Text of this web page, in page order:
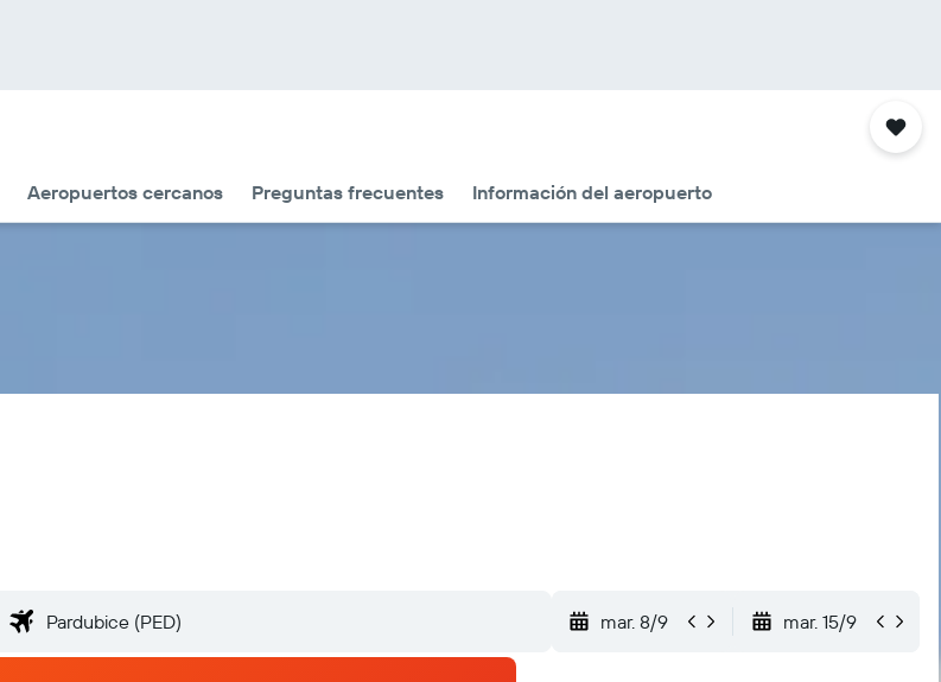
Aeropuertos cercanos Preguntas frecuentes Información del aeropuerto
mar. 8/9 mar. 15/9